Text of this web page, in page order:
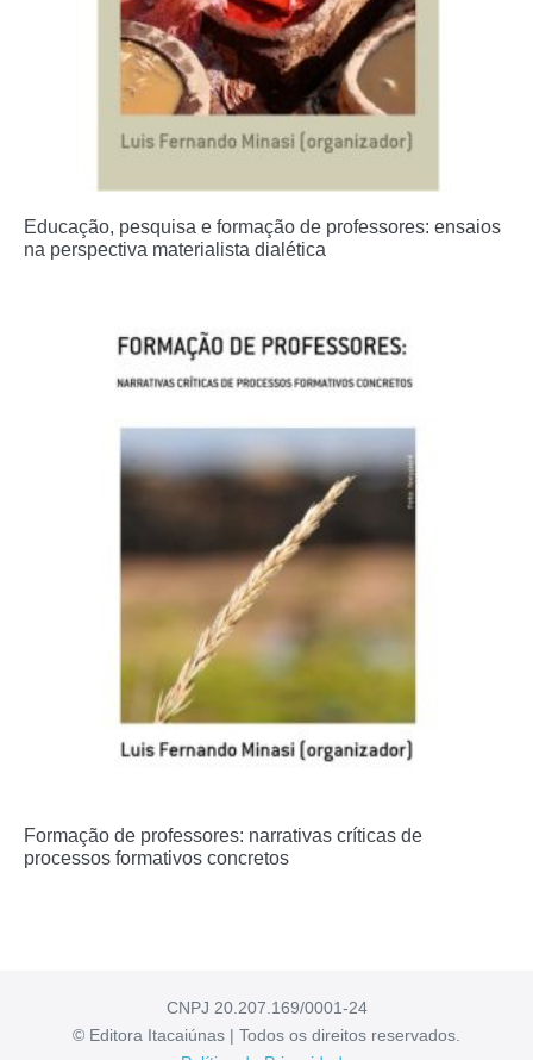
Educação, pesquisa e formação de professores: ensaios
na perspectiva materialista dialética
Formação de professores: narrativas críticas de
processos formativos concretos
CNPJ 20.207.169/0001-24
© Editora Itacaiúnas | Todos os direitos reservados.